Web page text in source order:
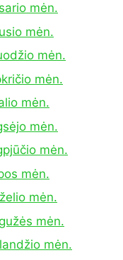
mėn.
mėn.
mėn.
mėn.
mėn.
mėn.
mėn.
mėn.
mėn.
mėn.
mėn.